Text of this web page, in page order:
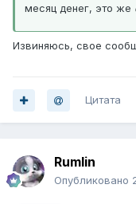
месяц денег, это же
Извиняюсь, свое
Цитата
Rumlin
Опубликовано